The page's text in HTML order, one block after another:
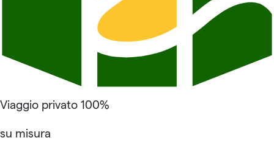
Viaggio privato 100%
su misura